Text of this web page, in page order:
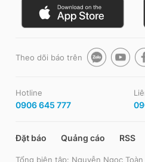
Theo dõi báo trên
Hotline
0906 645 777
Đặt báo Quảng cáo RSS
Tổng biên tập: Nguyễn Ngọc Toàn